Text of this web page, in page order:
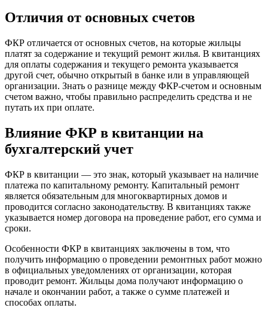
Отличия от основных счетов
ФКР отличается от основных счетов, на которые жильцы
платят за содержание и текущий ремонт жилья. В квитанциях
для оплаты содержания и текущего ремонта указывается
другой счет, обычно открытый в банке или в управляющей
организации. Знать о разнице между ФКР-счетом и основным
счетом важно, чтобы правильно распределить средства и не
путать их при оплате.
Влияние ФКР в квитанции на
бухгалтерский учет
ФКР в квитанции — это знак, который указывает на наличие
платежа по капитальному ремонту. Капитальный ремонт
является обязательным для многоквартирных домов и
проводится согласно законодательству. В квитанциях также
указывается номер договора на проведение работ, его сумма и
сроки.
Особенности ФКР в квитанциях заключены в том, что
получить информацию о проведении ремонтных работ можно
в официальных уведомлениях от организации, которая
проводит ремонт. Жильцы дома получают информацию о
начале и окончании работ, а также о сумме платежей и
способах оплаты.